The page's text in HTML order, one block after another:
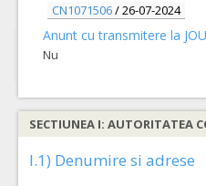
CN1071506/26-07-2024
Anunt cu transmitere la
Nu
SECTIUNEA I: AUTORITATEA
I.1) Denumire si adrese